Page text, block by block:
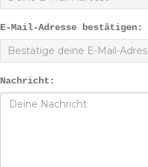
E-Mail-Adresse bestätigen:
Nachricht: